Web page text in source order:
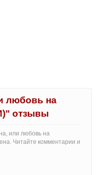
любовь на
отзывы
или любовь на
Читайте комментарии и